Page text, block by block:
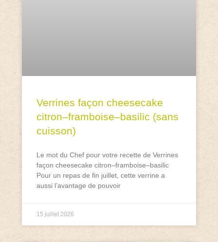
Verrines façon cheesecake
citron–framboise–basilic (sans
cuisson)
Le mot du Chef pour votre recette de Verrines
façon cheesecake citron–framboise–basilic
Pour un repas de fin juillet, cette verrine a
aussi l’avantage de pouvoir
15 juillet 2026